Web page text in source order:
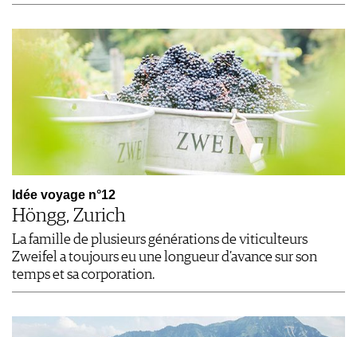
Idée voyage n°12
Höngg, Zurich
La famille de plusieurs générations de viticulteurs
Zweifel a toujours eu une longueur d’avance sur son
temps et sa corporation.